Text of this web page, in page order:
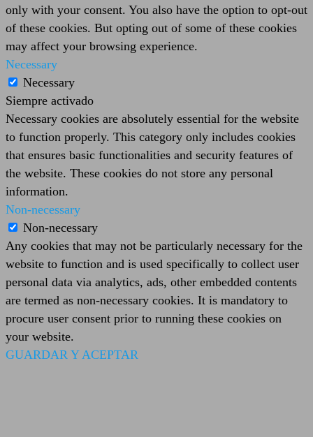
only with your consent. You also have the option to opt-out
of these cookies. But opting out of some of these cookies
may affect your browsing experience.
Necessary
Necessary
Siempre activado
Necessary cookies are absolutely essential for the website
to function properly. This category only includes cookies
that ensures basic functionalities and security features of
the website. These cookies do not store any personal
information.
Non-necessary
Non-necessary
Any cookies that may not be particularly necessary for the
website to function and is used specifically to collect user
personal data via analytics, ads, other embedded contents
are termed as non-necessary cookies. It is mandatory to
procure user consent prior to running these cookies on
your website.
GUARDAR Y ACEPTAR